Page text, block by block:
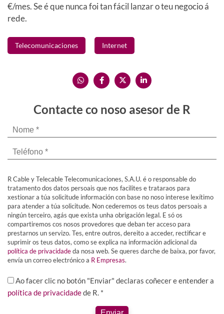
€/mes. Se é que nunca foi tan fácil lanzar o teu negocio á
rede.
Telecomunicaciones Internet
Contacte co noso asesor de R
R Cable y Telecable Telecomunicaciones, S.A.U. é o responsable do
tratamento dos datos persoais que nos facilites e trataraos para
xestionar a túa solicitude información con base no noso interese lexítimo
para atender a túa solicitude. Non cederemos os teus datos persoais a
ningún terceiro, agás que exista unha obrigación legal. E só os
compartiremos cos nosos provedores que deban ter acceso para
prestarnos un servizo. Tes, entre outros, dereito a acceder, rectificar e
suprimir os teus datos, como se explica na información adicional da
política de privacidadeda nosa web. Se queres darche de baixa, por favor,
envía un correo electrónico a R Empresas.
Ao facer clic no botón "Enviar" declaras coñecer e entender a
política de privacidadede R. *